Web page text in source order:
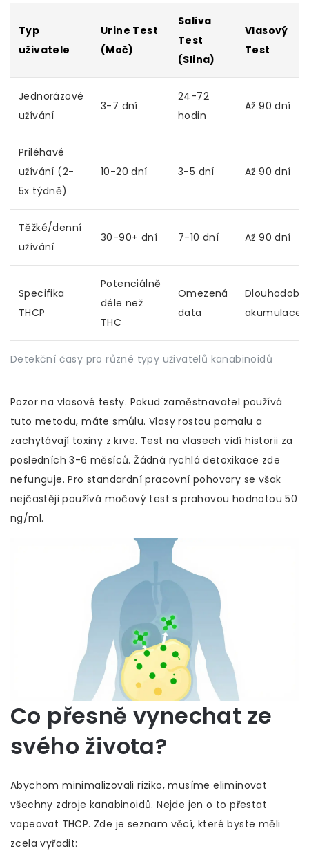
Detekční časy pro různé typy uživatelů kanabinoidů
Typ
uživatele
Urine Test
(Moč)
Saliva
Test
(Slina)
Vlasový
Test
Jednorázové
užívání
3-7 dní
24-72
hodin
Až 90 dní
Priléhavé
užívání (2-
5x týdně)
10-20 dní 3-5 dní Až 90 dní
Těžké/denní
užívání
30-90+ dní 7-10 dní Až 90 dní
Specifika
THCP
Potenciálně
déle než
THC
Omezená
data
Dlouhodobá
akumulace
Pozor na vlasové testy. Pokud zaměstnavatel používá
tuto metodu, máte smůlu. Vlasy rostou pomalu a
zachytávají toxiny z krve. Test na vlasech vidí historii za
posledních 3-6 měsíců. Žádná rychlá detoxikace zde
nefunguje. Pro standardní pracovní pohovory se však
nejčastěji používá močový test s prahovou hodnotou 50
ng/ml.
Co přesně vynechat ze
svého života?
Abychom minimalizovali riziko, musíme eliminovat
všechny zdroje kanabinoidů. Nejde jen o to přestat
vapeovat THCP. Zde je seznam věcí, které byste měli
zcela vyřadit: